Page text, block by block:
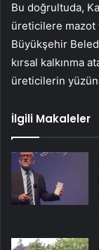
Bu doğrultuda,
üreticilere mazot
Büyükşehir
kırsal kalkınma
üreticilerin
İlgili Makaleler